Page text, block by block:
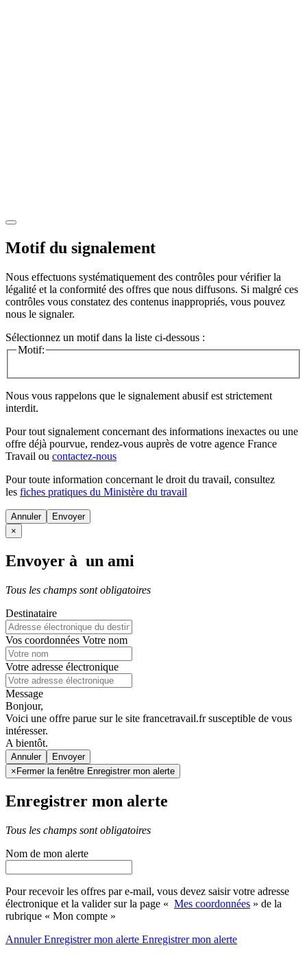
Motif du signalement
Nous effectuons systématiquement des contrôles pour vérifier la
légalité et la conformité des offres que nous diffusons. Si malgré ces
contrôles vous constatez des contenus inappropriés, vous pouvez
nous le signaler.
Sélectionnez un motif dans la liste ci-dessous :
Motif:
Nous vous rappelons que le signalement abusif est strictement
interdit.
Pour tout signalement concernant des informations inexactes ou une
offre déjà pourvue, rendez-vous auprès de votre agence France
Travail ou contactez-nous
Pour toute information concernant le droit du travail, consultez
les fiches pratiques du Ministère du travail
Annuler
×
Envoyer à un ami
Tous les champs sont obligatoires
Destinataire
Vos coordonnées Votre nom
Votre adresse électronique
Message
Bonjour,
Voici une offre parue sur le site francetravail.fr susceptible de vous
intéresser.
A bientôt.
Annuler
× Fermer la fenêtre Enregistrer mon alerte
Enregistrer mon alerte
Tous les champs sont obligatoires
Nom de mon alerte
Pour recevoir les offres par e-mail, vous devez saisir votre adresse
électronique et la valider sur la page « Mes coordonnées » de la
rubrique « Mon compte »
AnnulerEnregistrer mon alerte Enregistrermon alerte